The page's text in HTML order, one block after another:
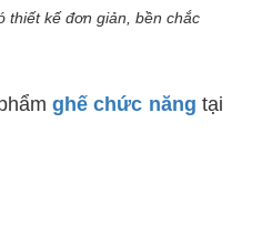
thiết kế đơn giản, bền chắc
ghế chức năng tại